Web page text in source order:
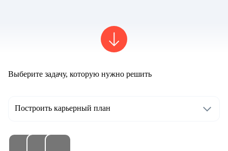
Выберите задачу, которую нужно решить
Построить карьерный план